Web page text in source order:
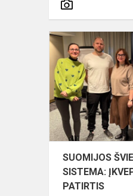
SUOMIJOS
SISTEMA:
PATIRTIS